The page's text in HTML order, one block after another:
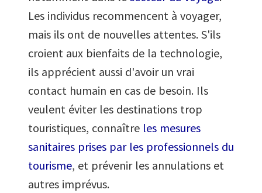
Les individus recommencent à voyager,
mais ils ont de nouvelles attentes. S'ils
croient aux bienfaits de la technologie,
ils apprécient aussi d'avoir un vrai
contact humain en cas de besoin. Ils
veulent éviter les destinations trop
touristiques, connaître les mesures
sanitaires prises par les professionnels du
tourisme, et prévenir les annulations et
autres imprévus.